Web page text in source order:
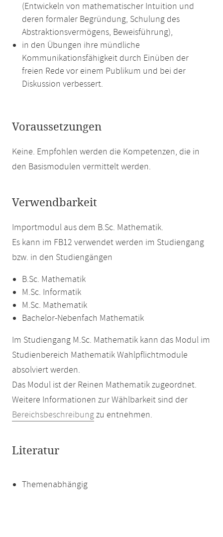
(Entwickeln von mathematischer Intuition und
deren formaler Begründung, Schulung des
Abstraktionsvermögens, Beweisführung),
in den Übungen ihre mündliche
Kommunikationsfähigkeit durch Einüben der
freien Rede vor einem Publikum und bei der
Diskussion verbessert.
Voraussetzungen
Keine. Empfohlen werden die Kompetenzen, die in
den Basismodulen vermittelt werden.
Verwendbarkeit
Importmodul aus dem B.Sc. Mathematik.
Es kann im FB12 verwendet werden im Studiengang
bzw. in den Studiengängen
B.Sc. Mathematik
M.Sc. Informatik
M.Sc. Mathematik
Bachelor-Nebenfach Mathematik
Im Studiengang M.Sc. Mathematik kann das Modul im
Studienbereich Mathematik Wahlpflichtmodule
absolviert werden.
Das Modul ist der Reinen Mathematik zugeordnet.
Weitere Informationen zur Wählbarkeit sind der
Bereichsbeschreibungzu entnehmen.
Literatur
Themenabhängig